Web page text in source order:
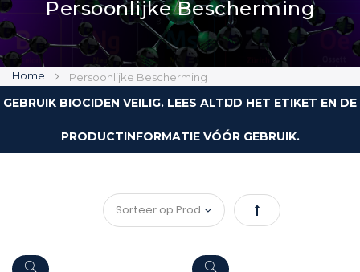
Persoonlijke Bescherming
Home Persoonlijke Bescherming
GEBRUIK BIOCIDEN VEILIG. LEES ALTIJD HET ETIKET EN DE
PRODUCTINFORMATIE VÓÓR GEBRUIK.
Van